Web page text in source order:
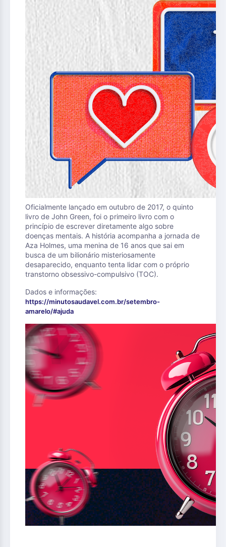
Oficialmente lançado em outubro de 2017, o quinto
livro de John Green, foi o primeiro livro com o
princípio de escrever diretamente algo sobre
doenças mentais. A história acompanha a jornada de
Aza Holmes, uma menina de 16 anos que sai em
busca de um bilionário misteriosamente
desaparecido, enquanto tenta lidar com o próprio
transtorno obsessivo-compulsivo (TOC).
Dados e informações:
https://minutosaudavel.com.br/setembro-
amarelo/#ajuda